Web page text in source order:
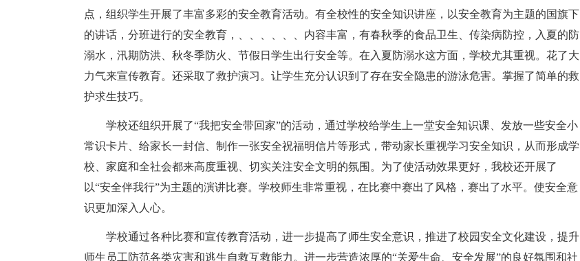
点，组织学生开展了丰富多彩的安全教育活动。有全校性的安全知识讲座，以安全教育为主题的国旗下
的讲话，分班进行的安全教育，、、、、、、内容丰富，有春秋季的食品卫生、传染病防控，入夏的防
溺水，汛期防洪、秋冬季防火、节假日学生出行安全等。在入夏防溺水这方面，学校尤其重视。花了大
力气来宣传教育。还采取了救护演习。让学生充分认识到了存在安全隐患的游泳危害。掌握了简单的救
护求生技巧。
学校还组织开展了“我把安全带回家”的活动，通过学校给学生上一堂安全知识课、发放一些安全小
常识卡片、给家长一封信、制作一张安全祝福明信片等形式，带动家长重视学习安全知识，从而形成学
校、家庭和全社会都来高度重视、切实关注安全文明的氛围。为了使活动效果更好，我校还开展了
以“安全伴我行”为主题的演讲比赛。学校师生非常重视，在比赛中赛出了风格，赛出了水平。使安全意
识更加深入人心。
学校通过各种比赛和宣传教育活动，进一步提高了师生安全意识，推进了校园安全文化建设，提升
师生员工防范各类灾害和逃生自救互救能力。进一步营造浓厚的“关爱生命、安全发展”的良好氛围和社